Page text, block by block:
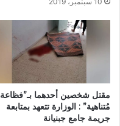
مقتل شخصين أحدهما بـ”فظاعة
مُتناهية” : الوزارة تتعهد بمتابعة
جريمة جامع جبنيانة